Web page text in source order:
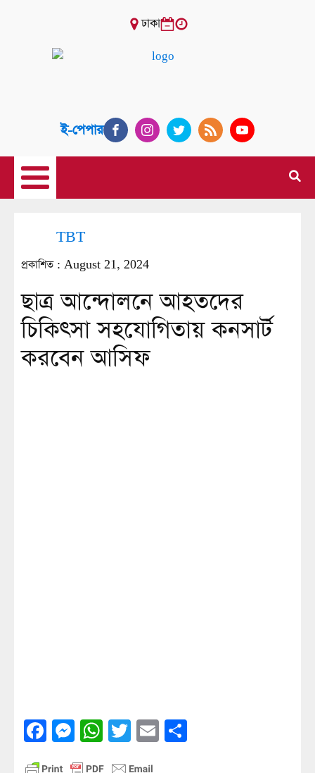
ঢাকা
ই-পেপার
TBT
প্রকাশিত : August 21, 2024
ছাত্র আন্দোলনে আহতদের
চিকিৎসা সহযোগিতায় কনসার্ট
করবেন আসিফ
Facebook
Messenger
WhatsApp
Twitter
Email